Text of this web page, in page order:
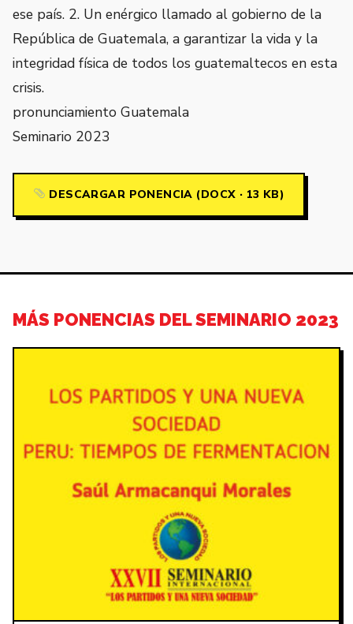
ese país. 2. Un enérgico llamado al gobierno de la
República de Guatemala, a garantizar la vida y la
integridad física de todos los guatemaltecos en esta
crisis.
pronunciamiento Guatemala
Seminario 2023
DESCARGAR PONENCIA (DOCX · 13 KB)
MÁS PONENCIAS DEL SEMINARIO 2023